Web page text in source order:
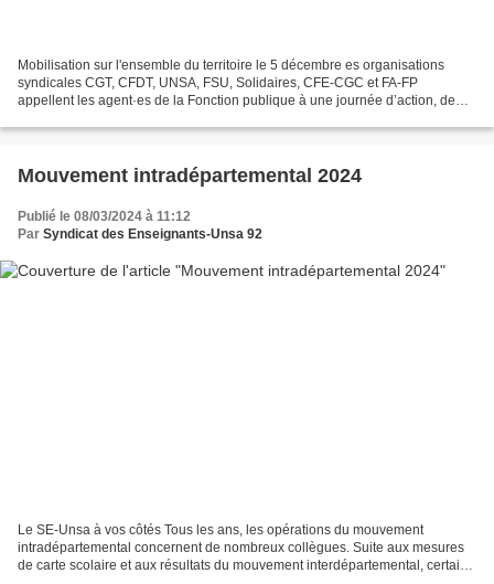
Mobilisation sur l'ensemble du territoire le 5 décembre es organisations
syndicales CGT, CFDT, UNSA, FSU, Solidaires, CFE-CGC et FA-FP
appellent les agent·es de la Fonction publique à une journée d’action, de
Mouvement intradépartemental 2024
Publié le 08/03/2024 à 11:12
Par Syndicat des Enseignants-Unsa 92
Le SE-Unsa à vos côtés Tous les ans, les opérations du mouvement
intradépartemental concernent de nombreux collègues. Suite aux mesures
de carte scolaire et aux résultats du mouvement interdépartemental, certains